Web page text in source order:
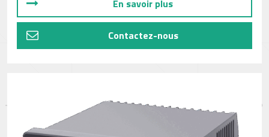
En savoir plus
Contactez-nous